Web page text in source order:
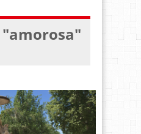
"amorosa"